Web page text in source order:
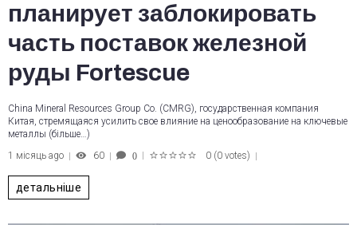
планирует заблокировать
часть поставок железной
руды Fortescue
China Mineral Resources Group Co. (CMRG), государственная компания
Китая, стремящаяся усилить свое влияние на ценообразование на ключевые
металлы (більше…)
1 місяць ago
60 0 0 (0 votes)
детальніше